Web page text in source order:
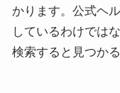
かります。公式ヘ
しているわけでは
検索すると見つか